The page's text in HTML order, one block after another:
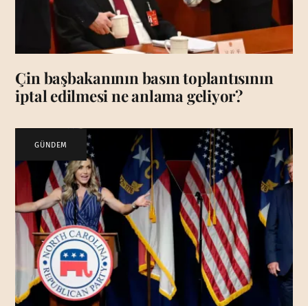
Çin başbakanının basın toplantısının
iptal edilmesi ne anlama geliyor?
GÜNDEM